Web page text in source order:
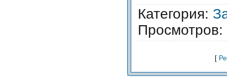
Категория:
Просмотров:
[